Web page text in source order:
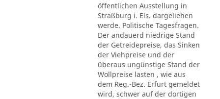
öffentlichen Ausstellung in
Straßburg i. Els. dargeliehen
werde. Politische Tagesfragen.
Der andauerd niedrige Stand
der Getreidepreise, das Sinken
der Viehpreise und der
überaus ungünstige Stand der
Wollpreise lasten , wie aus
dem Reg.-Bez. Erfurt gemeldet
wird, schwer auf der dortigen